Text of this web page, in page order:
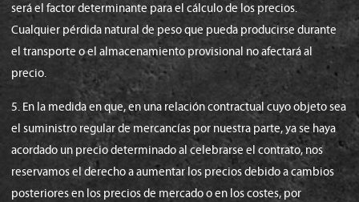
será el factor determinante para el cálculo de los precios.
Cualquier pérdida natural de peso que pueda producirse durante
el transporte o el almacenamiento provisional no afectará al
precio.
5. En la medida en que, en una relación contractual cuyo objeto sea
el suministro regular de mercancías por nuestra parte, ya se haya
acordado un precio determinado al celebrarse el contrato, nos
reservamos el derecho a aumentar los precios debido a cambios
posteriores en los precios de mercado o en los costes, por